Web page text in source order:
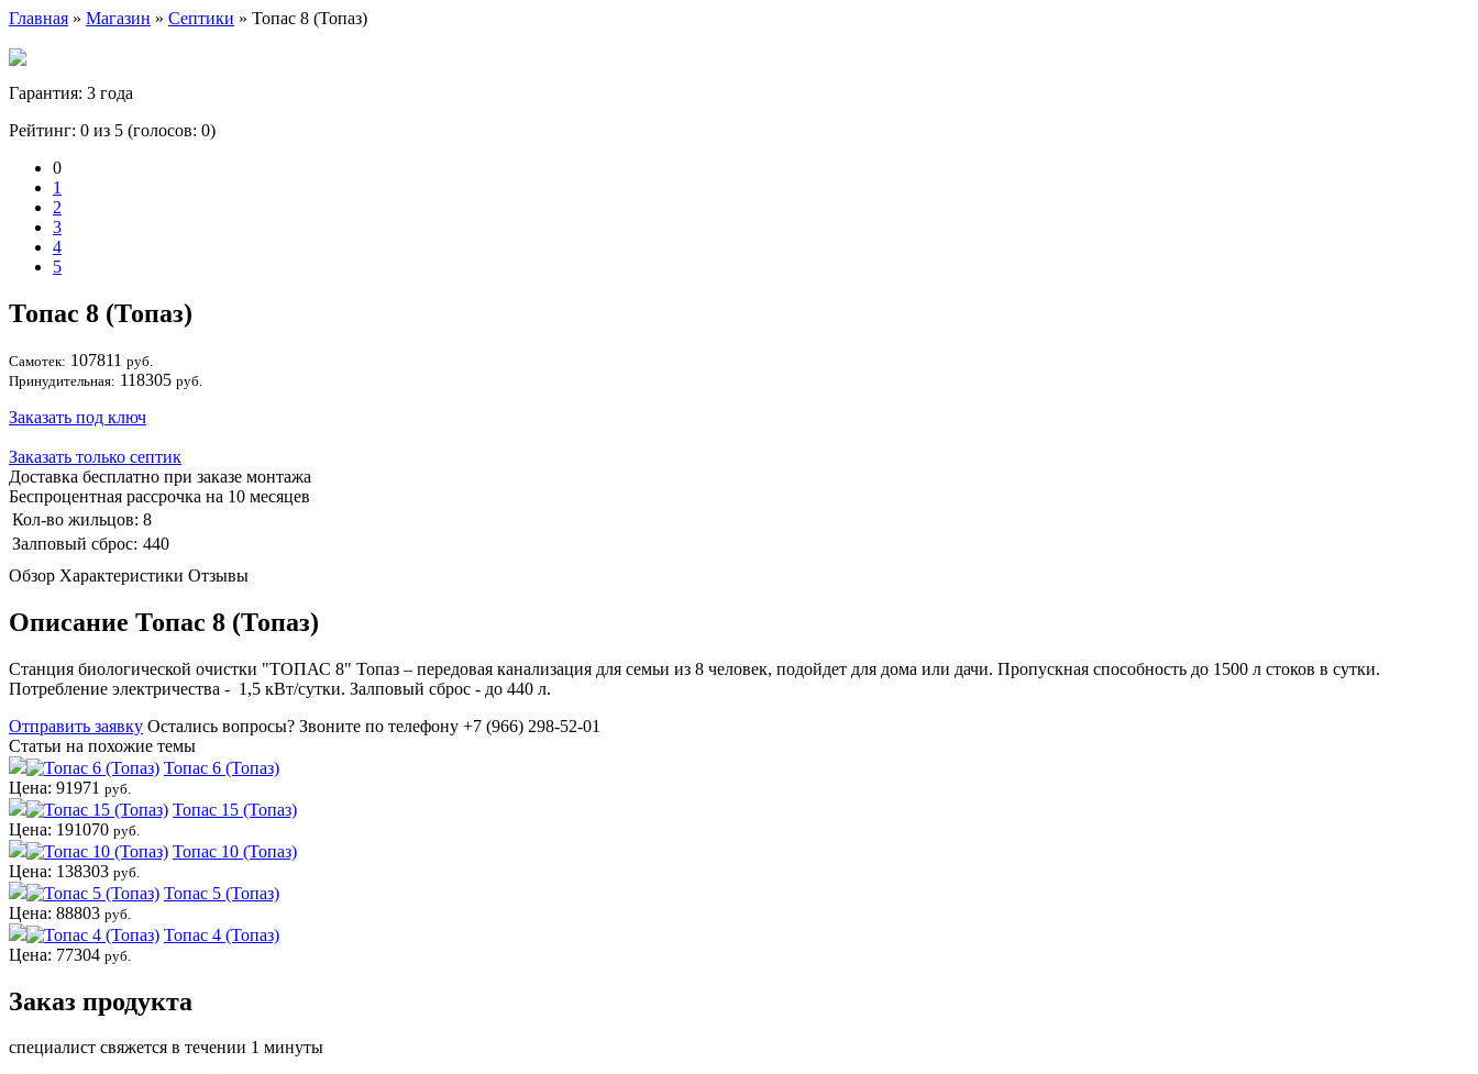
Главная » Магазин » Септики » Топас 8 (Топаз)
Гарантия: 3 года
Рейтинг: 0 из 5 (голосов: 0)
0
1
2
3
4
5
Топас 8 (Топаз)
Самотек: 107811 руб.
Принудительная: 118305 руб.
Заказать под ключ
Заказать только септик
Доставка бесплатно при заказе монтажа
Беспроцентная рассрочка на 10 месяцев
Кол-во жильцов: 8
Залповый сброс: 440
Обзор Характеристики Отзывы
Описание Топас 8 (Топаз)
Станция биологической очистки "ТОПАС 8" Топаз – передовая канализация для семьи из 8 человек, подойдет для дома или дачи. Пропускная способность до 1500 л стоков в сутки.
Потребление электричества - 1,5 кВт/сутки. Залповый сброс - до 440 л.
Отправить заявку Остались вопросы? Звоните по телефону +7 (966) 298-52-01
Статьи на похожие темы
Топас 6 (Топаз)
Цена: 91971 руб.
Топас 15 (Топаз)
Цена: 191070 руб.
Топас 10 (Топаз)
Цена: 138303 руб.
Топас 5 (Топаз)
Цена: 88803 руб.
Топас 4 (Топаз)
Цена: 77304 руб.
Заказ продукта
специалист свяжется в течении 1 минуты